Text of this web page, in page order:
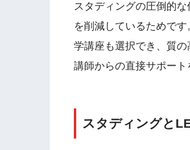
スタディングの圧倒的
を削減しているためで
学講座も選択でき、質の
講師からの直接サポート
スタディングと